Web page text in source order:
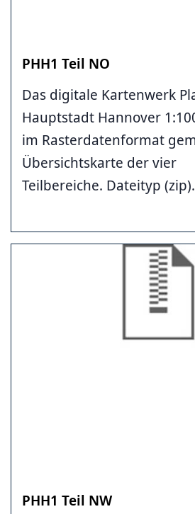
PHH1 Teil NO
Das digitale Kartenwerk
Hauptstadt Hannover
im Rasterdatenformat
Übersichtskarte der vier
Teilbereiche. Dateityp
PHH1 Teil NW